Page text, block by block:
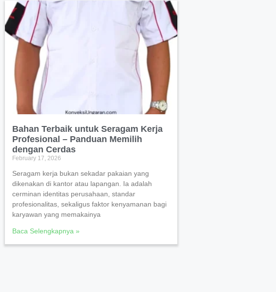
Bahan Terbaik untuk Seragam Kerja
Profesional – Panduan Memilih
dengan Cerdas
February 17, 2026
Seragam kerja bukan sekadar pakaian yang
dikenakan di kantor atau lapangan. Ia adalah
cerminan identitas perusahaan, standar
profesionalitas, sekaligus faktor kenyamanan bagi
karyawan yang memakainya
Baca Selengkapnya »